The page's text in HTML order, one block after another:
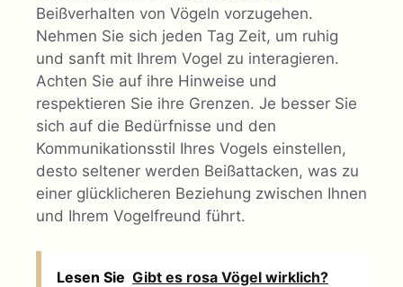
Beißverhalten von Vögeln vorzugehen.
Nehmen Sie sich jeden Tag Zeit, um ruhig
und sanft mit Ihrem Vogel zu interagieren.
Achten Sie auf ihre Hinweise und
respektieren Sie ihre Grenzen. Je besser Sie
sich auf die Bedürfnisse und den
Kommunikationsstil Ihres Vogels einstellen,
desto seltener werden Beißattacken, was zu
einer glücklicheren Beziehung zwischen Ihnen
und Ihrem Vogelfreund führt.
Lesen Sie Gibt es rosa Vögel wirklich?